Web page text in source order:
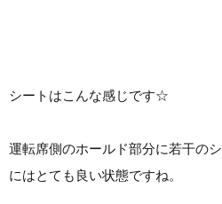
シートはこんな感じです☆
運転席側のホールド部分に若干の
にはとても良い状態ですね。